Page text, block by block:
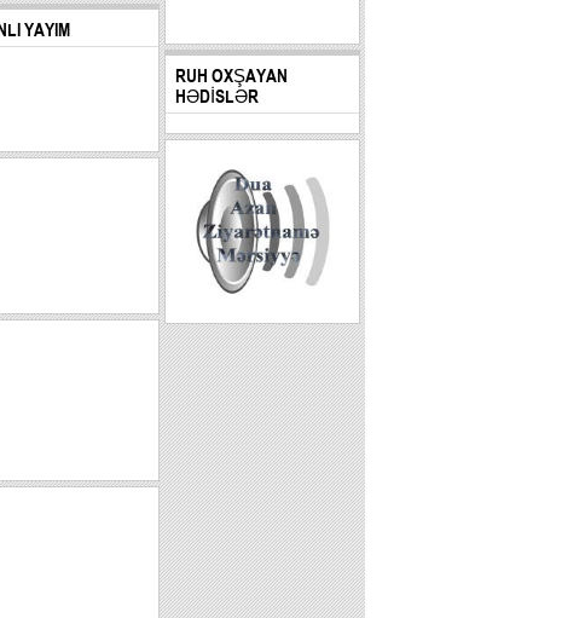
YAYIM
RUH OXŞAYAN
HƏDİSLƏR